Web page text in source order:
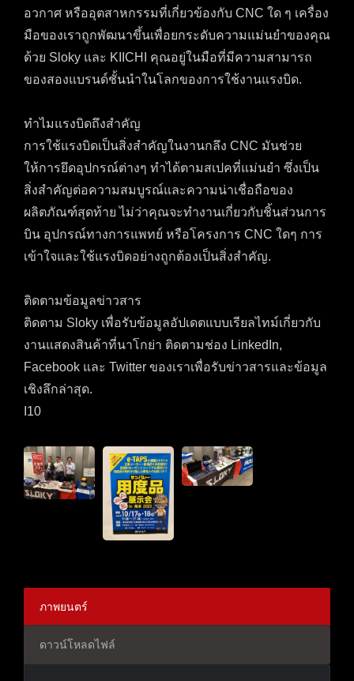
อวกาศ หรืออุตสาหกรรมที่เกี่ยวข้องกับ CNC ใด ๆ เครื่อง
มือของเราถูกพัฒนาขึ้นเพื่อยกระดับความแม่นยำของคุณ
ด้วย Sloky และ KIICHI คุณอยู่ในมือที่มีความสามารถ
ของสองแบรนด์ชั้นนำในโลกของการใช้งานแรงบิด.
ทำไมแรงบิดถึงสำคัญ
การใช้แรงบิดเป็นสิ่งสำคัญในงานกลึง CNC มันช่วย
ให้การยึดอุปกรณ์ต่างๆ ทำได้ตามสเปคที่แม่นยำ ซึ่งเป็น
สิ่งสำคัญต่อความสมบูรณ์และความน่าเชื่อถือของ
ผลิตภัณฑ์สุดท้าย ไม่ว่าคุณจะทำงานเกี่ยวกับชิ้นส่วนการ
บิน อุปกรณ์ทางการแพทย์ หรือโครงการ CNC ใดๆ การ
เข้าใจและใช้แรงบิดอย่างถูกต้องเป็นสิ่งสำคัญ.
ติดตามข้อมูลข่าวสาร
ติดตาม Sloky เพื่อรับข้อมูลอัปเดตแบบเรียลไทม์เกี่ยวกับ
งานแสดงสินค้าที่นาโกย่า ติดตามช่อง LinkedIn,
Facebook และ Twitter ของเราเพื่อรับข่าวสารและข้อมูล
เชิงลึกล่าสุด.
I10
ภาพยนตร์
ดาวน์โหลดไฟล์